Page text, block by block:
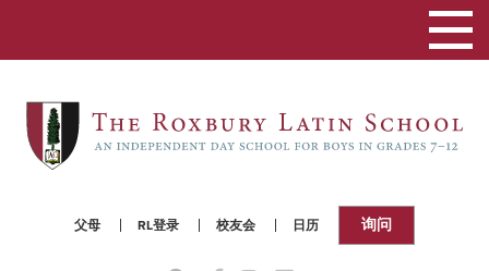
父母 RL登录 校友会 日历 询问
切
换
导